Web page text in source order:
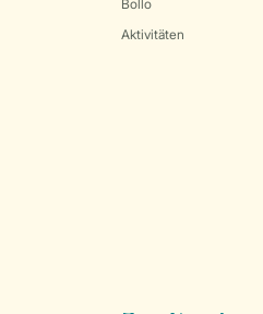
Bollo
Aktivitäten